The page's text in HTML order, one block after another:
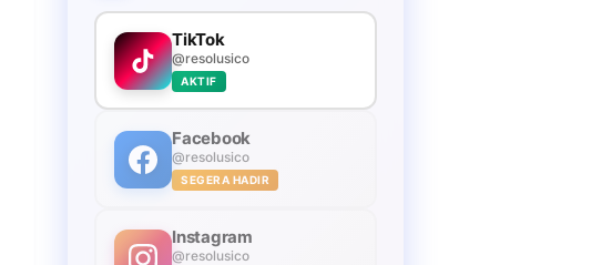
TikTok
@resolusico
AKTIF
Facebook
@resolusico
SEGERA HADIR
Instagram
@resolusico